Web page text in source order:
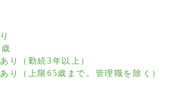
り（勤続3年以上）
り（上限65歳まで。管理職を除く）